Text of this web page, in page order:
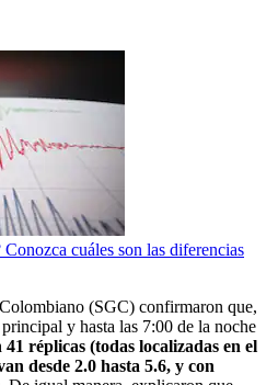
cuáles son las diferencias
(SGC) confirmaron que,
y hasta las 7:00 de la noche
réplicas (todas localizadas en el
desde 2.0 hasta 5.6, y con